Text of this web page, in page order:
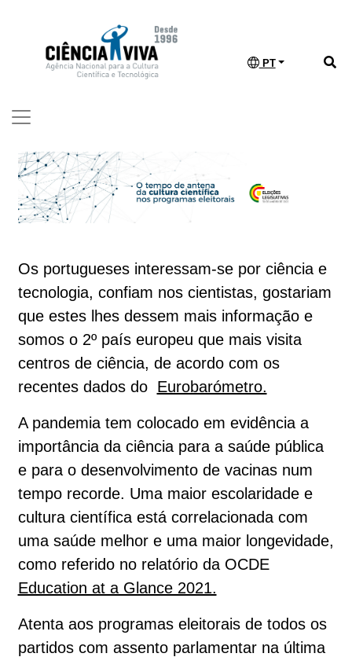
PT
Os portugueses interessam-se por ciência e
tecnologia, confiam nos cientistas, gostariam
que estes lhes dessem mais informação e
somos o 2º país europeu que mais visita
centros de ciência, de acordo com os
recentes dados do Eurobarómetro.
A pandemia tem colocado em evidência a
importância da ciência para a saúde pública
e para o desenvolvimento de vacinas num
tempo recorde. Uma maior escolaridade e
cultura científica está correlacionada com
uma saúde melhor e uma maior longevidade,
como referido no relatório da OCDE
Education at a Glance 2021.
Atenta aos programas eleitorais de todos os
partidos com assento parlamentar na última